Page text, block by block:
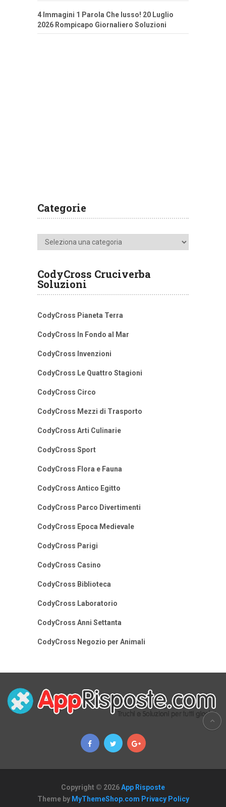
4 Immagini 1 Parola Che lusso! 20 Luglio
2026 Rompicapo Giornaliero Soluzioni
Categorie
Categorie
CodyCross Cruciverba
Soluzioni
CodyCross Pianeta Terra
CodyCross In Fondo al Mar
CodyCross Invenzioni
CodyCross Le Quattro Stagioni
CodyCross Circo
CodyCross Mezzi di Trasporto
CodyCross Arti Culinarie
CodyCross Sport
CodyCross Flora e Fauna
CodyCross Antico Egitto
CodyCross Parco Divertimenti
CodyCross Epoca Medievale
CodyCross Parigi
CodyCross Casino
CodyCross Biblioteca
CodyCross Laboratorio
CodyCross Anni Settanta
CodyCross Negozio per Animali
Copyright © 2026App Risposte
Theme by MyThemeShop.com Privacy Policy